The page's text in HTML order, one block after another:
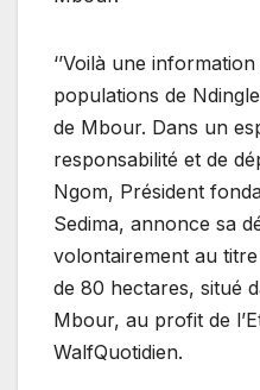
‘’Voilà une
populations de
de Mbour. Dans un
responsabilité et de
Ngom, Président
Sedima, annonce sa
volontairement au
de 80 hectares, situé
Mbour, au profit de
WalfQuotidien.